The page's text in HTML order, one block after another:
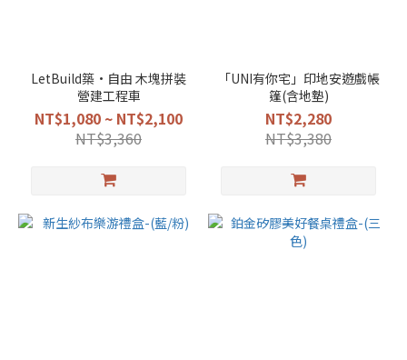
LetBuild築•自由 木塊拼裝
營建工程車
NT$1,080 ~ NT$2,100
NT$3,360
「UNI有你宅」印地安遊戲帳
篷(含地墊)
NT$2,280
NT$3,380